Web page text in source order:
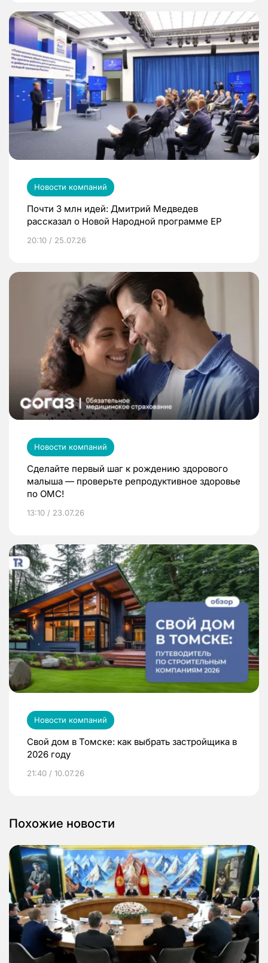
Новости компаний
Почти 3 млн идей: Дмитрий Медведев
рассказал о Новой Народной программе ЕР
20:10 / 25.07.26
Новости компаний
Сделайте первый шаг к рождению здорового
малыша — проверьте репродуктивное здоровье
по ОМС!
13:10 / 23.07.26
Новости компаний
Свой дом в Томске: как выбрать застройщика в
2026 году
21:40 / 10.07.26
Похожие новости